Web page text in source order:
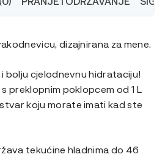
dizajnirana za mene.
bolju cjelodnevnu hidrataciju!
preklopnim poklopcem od 1 L
koju morate imati kad ste
tekućine hladnima do 46